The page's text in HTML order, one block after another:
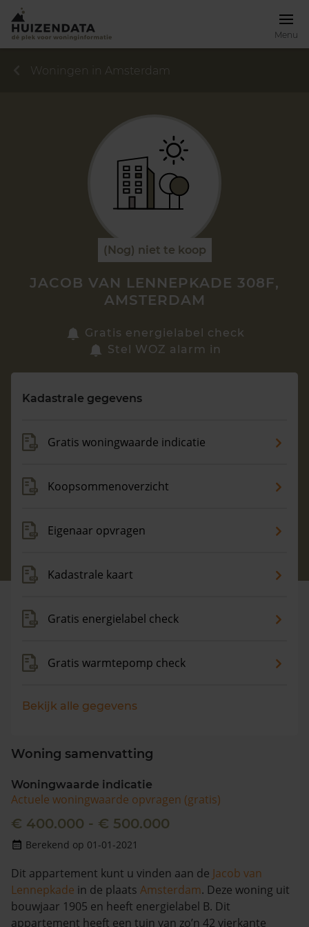
Menu
Vragen? Neem contact met ons op
088 220 4200
Woningen in Amsterdam
(Nog) niet te koop
JACOB VAN LENNEPKADE 308F,
AMSTERDAM
Gratis energielabel check
Stel WOZ alarm in
Kadastrale gegevens
Gratis woningwaarde indicatie
Koopsommenoverzicht
Eigenaar opvragen
Kadastrale kaart
Gratis energielabel check
Gratis warmtepomp check
Bekijk alle gegevens
Woning samenvatting
Woningwaarde indicatie
Actuele woningwaarde opvragen (gratis)
€ 400.000 - € 500.000
Berekend op 01-01-2021
Dit appartement kunt u vinden aan de Jacob van
Lennepkade in de plaats Amsterdam. Deze woning uit
bouwjaar 1905 en heeft energielabel B. Dit
appartement heeft een tuin van zo’n 42 vierkante